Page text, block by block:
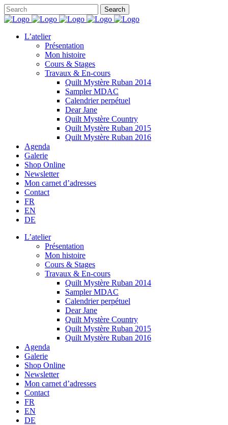
L’atelier
Présentation
Mon histoire
Cours & Stages
Travaux & En-cours
Quilt Mystère Ruban 2014
Sampler MDAC
Calendrier perpétuel
Dear Jane
Quilt Mystère Country
Quilt Mystère Ruban 2015
Quilt Mystère Ruban 2016
Agenda
Galerie
Shop Online
Newsletter
Mon carnet d’adresses
Contact
FR
EN
DE
L’atelier
Présentation
Mon histoire
Cours & Stages
Travaux & En-cours
Quilt Mystère Ruban 2014
Sampler MDAC
Calendrier perpétuel
Dear Jane
Quilt Mystère Country
Quilt Mystère Ruban 2015
Quilt Mystère Ruban 2016
Agenda
Galerie
Shop Online
Newsletter
Mon carnet d’adresses
Contact
FR
EN
DE